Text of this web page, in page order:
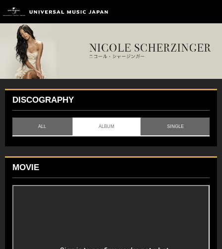
DISCOGRAPHY
ALL ALBUM SINGLE
MOVIE